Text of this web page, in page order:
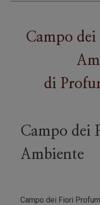
Campo
di
Campo dei
Ambiente
Campo dei Fiori